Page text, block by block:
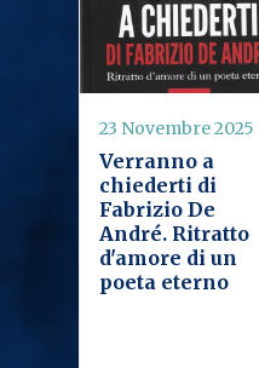
23 Novembre 2025
Verranno a
chiederti di
Fabrizio De
André. Ritratto
d'amore di un
poeta eterno